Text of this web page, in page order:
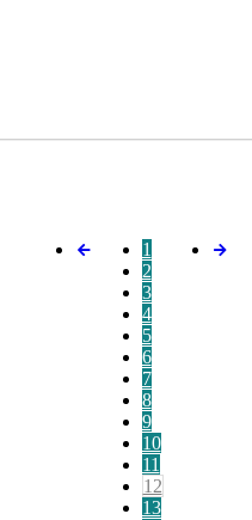
1
2
3
4
5
6
7
8
9
10
11
12
13